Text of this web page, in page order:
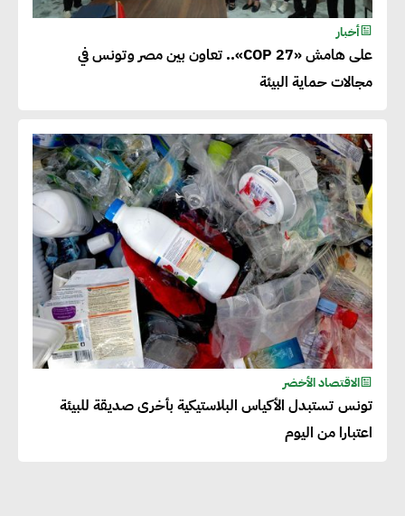
أخبار
على هامش «COP 27».. تعاون بين مصر وتونس في
مجالات حماية البيئة
الاقتصاد الأخضر
تونس تستبدل الأكياس البلاستيكية بأخرى صديقة للبيئة
اعتبارا من اليوم